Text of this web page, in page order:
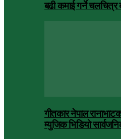
बढी कमाई गर्ने चलचित्र
गीतकार नेपाल
म्युजिक भिडियो